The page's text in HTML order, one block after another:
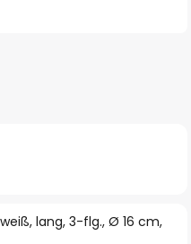
lang, 3-flg., Ø 16 cm,